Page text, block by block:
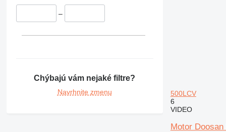
444
777
–
Chýbajú vám nejaké filtre?
Navrhnite zmenu
500LCV
6
VIDEO
Motor